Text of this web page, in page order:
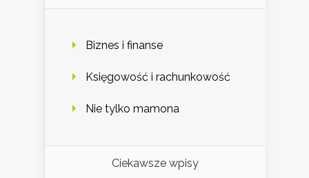
Biznes i finanse
Księgowość i rachunkowość
Nie tylko mamona
Ciekawsze wpisy